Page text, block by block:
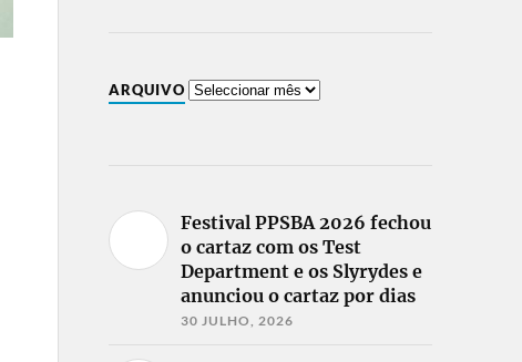
ARQUIVO
Festival PPSBA 2026 fechou
o cartaz com os Test
Department e os Slyrydes e
anunciou o cartaz por dias
30 JULHO, 2026